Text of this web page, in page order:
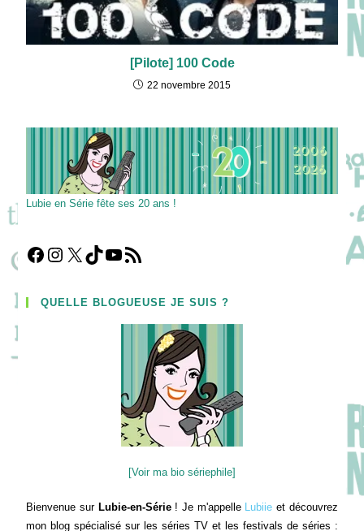
[Pilote] 100 Code
22 novembre 2015
Lubie en Série fête ses 20 ans !
Facebook
Instagram
X TikTokYouTube
Flux RSS
QUELLE BLOGUEUSE JE SUIS ?
[Voir ma bio sériephile]
Bienvenue sur Lubie-en-Série! Je m'appelle Lubiie et découvrez
mon blog spécialisé sur les séries TV et les festivals de séries :